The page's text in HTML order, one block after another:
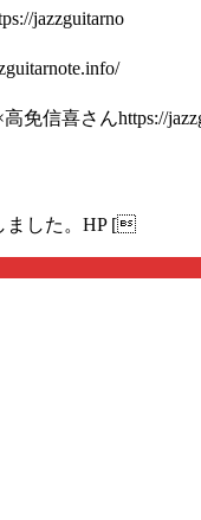
jazzguitarno
免信喜さんhttps://
ました。HP [